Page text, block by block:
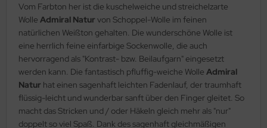
Vom Farbton her ist die kuschelweiche und streichelzarte
Wolle Admiral Natur von Schoppel-Wolle im feinen
natürlichen Weißton gehalten. Die wunderschöne Wolle ist
eine herrlich feine einfarbige Sockenwolle, die auch
hervorragend als "Kontrast- bzw. Beilaufgarn" eingesetzt
werden kann. Die fantastisch pfluffig-weiche Wolle Admiral
Natur hat einen sagenhaft leichten Fadenlauf, der traumhaft
flüssig-leicht und wunderbar sanft über den Finger gleitet. So
macht das Stricken und / oder Häkeln gleich mehr als "nur"
doppelt so viel Spaß. Dank des sagenhaft gleichmäßigen